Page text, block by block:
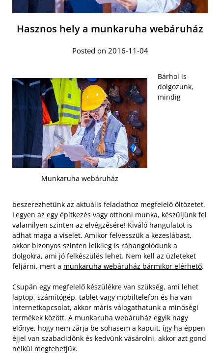
Hasznos hely a munkaruha webáruház
Posted on 2016-11-04
Munkaruha webáruház
Bárhol is
dolgozunk,
mindig
beszerezhetünk az aktuális feladathoz megfelelő öltözetet.
Legyen az egy építkezés vagy otthoni munka, készüljünk fel
valamilyen szinten az elvégzésére! Kiváló hangulatot is
adhat maga a viselet. Amikor felvesszük a kezeslábast,
akkor bizonyos szinten lelkileg is ráhangolódunk a
dolgokra, ami jó felkészülés lehet. Nem kell az üzleteket
feljárni, mert a munkaruha webáruház bármikor elérhető.
Csupán egy megfelelő készülékre van szükség, ami lehet
laptop, számítógép, tablet vagy mobiltelefon és ha van
internetkapcsolat, akkor máris válogathatunk a minőségi
termékek között. A munkaruha webáruház egyik nagy
előnye, hogy nem zárja be sohasem a kapuit, így ha éppen
éjjel van szabadidőnk és kedvünk vásárolni, akkor azt gond
nélkül megtehetjük.